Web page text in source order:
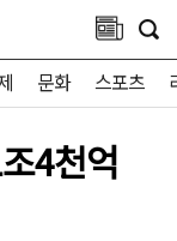
문화 스포츠
4천억